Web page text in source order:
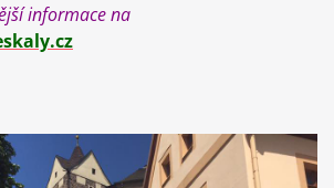
informace na